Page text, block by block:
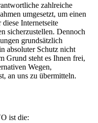
zahlreiche
umgesetzt, um einen
Internetseite
sicherzustellen. Dennoch
grundsätzlich
absoluter Schutz nicht
Grund steht es Ihnen frei,
Wegen,
an uns zu übermitteln.
ist die: